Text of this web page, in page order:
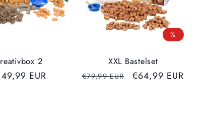
2
EUR
%
XXL Bastelset
UVP
€79,99 EUR Verkaufspreis
€64,99 EUR